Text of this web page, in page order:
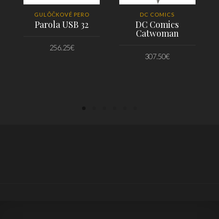
GULÔČKOVÉ PERO
Parola USB 32
256.25€
DC COMICS
DC Comics
Catwoman
307.50€